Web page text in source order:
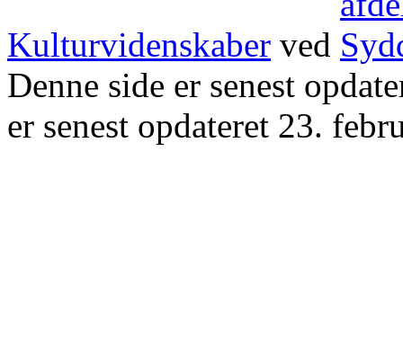
Kulturvidenskaber ved
Denne side er senest
er senest opdateret 23.